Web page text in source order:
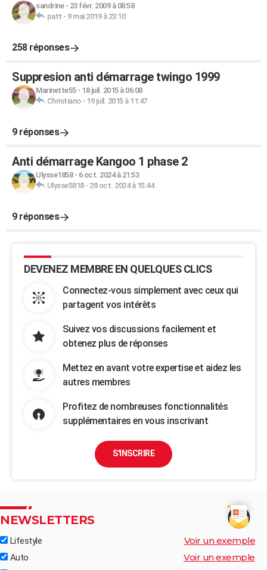
sandrine- 23 févr. 2009 à 08:58
patt - 9 mai 2019 à 23:10
258 réponses
Suppresion anti démarrage twingo 1999
Marinette55- 18 juil. 2015 à 06:08
Christiano- 19 juil. 2015 à 11:47
9 réponses
Anti démarrage Kangoo 1 phase 2
Ulysse1858- 6 oct. 2024 à 21:53
Ulysse5818- 28 oct. 2024 à 15:44
9 réponses
DEVENEZ MEMBRE EN QUELQUES CLICS
Connectez-vous simplement avec ceux qui
partagent vos intérêts
Suivez vos discussions facilement et
obtenez plus de réponses
Mettez en avant votre expertise et aidez les
autres membres
Profitez de nombreuses fonctionnalités
supplémentaires en vous inscrivant
S'INSCRIRE
NEWSLETTERS
Lifestyle Voir un exemple
Auto Voir un exemple